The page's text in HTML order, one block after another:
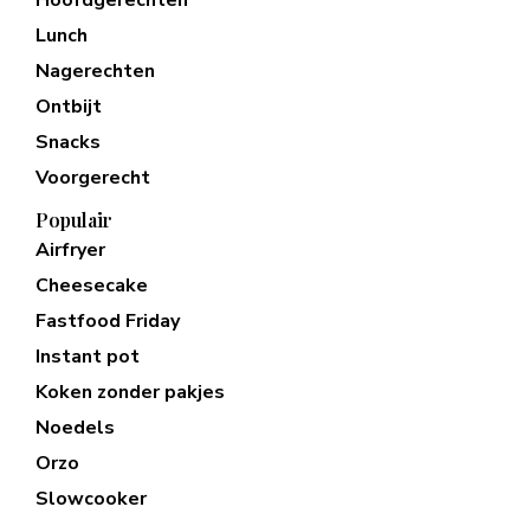
Lunch
Nagerechten
Ontbijt
Snacks
Voorgerecht
Populair
Airfryer
Cheesecake
Fastfood Friday
Instant pot
Koken zonder pakjes
Noedels
Orzo
Slowcooker